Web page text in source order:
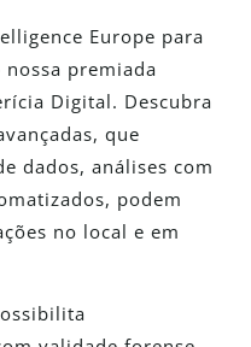
Europe para
premiada
Digital. Descubra
que
dados, análises com
podem
no local e em